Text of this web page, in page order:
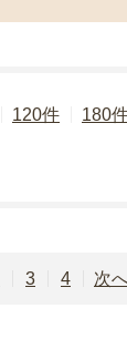
120件 180
3 4 次